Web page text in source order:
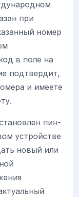
при
номер
в поле на
подтвердит,
и имеете
пин-
устройстве
новый или